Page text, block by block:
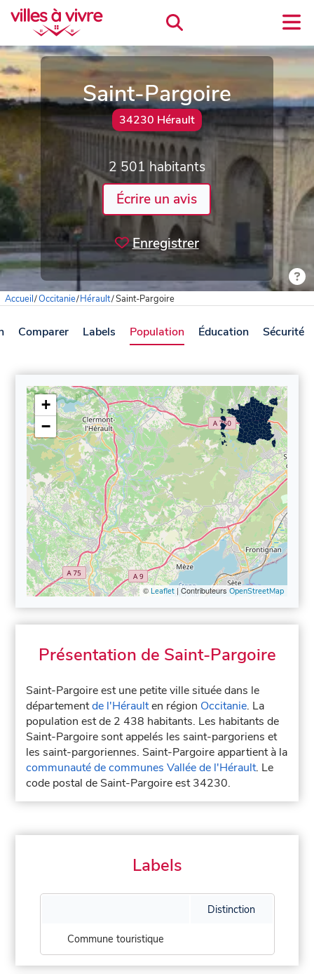
Saint-Pargoire
34230 Hérault
2 501 habitants
Écrire un avis
Enregistrer
Accueil/Occitanie/Hérault/Saint-Pargoire
Comparer Labels Population Éducation Sécurité
+
−
© Leaflet| Contributeurs OpenStreetMap
Présentation de Saint-Pargoire
Saint-Pargoire est une petite ville située dans le
départementde l'Héraulten région Occitanie. La
population est de 2 438 habitants. Les habitants de
Saint-Pargoire sont appelés les saint-pargoriens et
les saint-pargoriennes. Saint-Pargoire appartient à la
communauté de communes Vallée de l'Hérault. Le
code postal de Saint-Pargoire est 34230.
Labels
Distinction
Commune touristique